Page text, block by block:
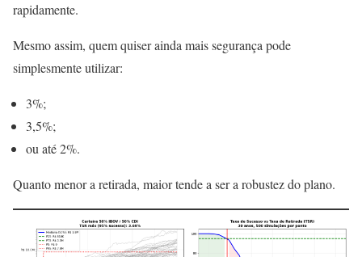
rapidamente.
Mesmo assim, quem quiser ainda mais segurança pode
simplesmente utilizar:
3%;
3,5%;
ou até 2%.
Quanto menor a retirada, maior tende a ser a robustez do plano.